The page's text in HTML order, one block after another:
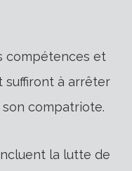
compétences et
suffiront à arrêter
son compatriote.
la lutte de